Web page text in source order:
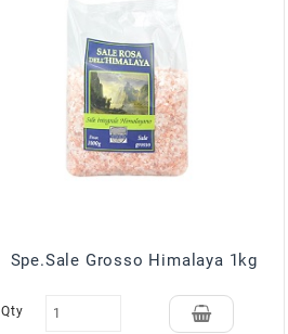
Spe.Sale Grosso Himalaya 1kg
Qty